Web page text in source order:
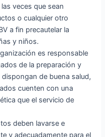
veces que sean
o cualquier otro
a fin precautelar la
y niños.
es responsable
de la preparación y
de buena salud,
cuenten con una
que el servicio de
deben lavarse e